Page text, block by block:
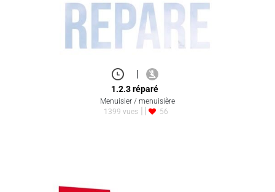
|
1.2.3 réparé
Menuisier / menuisière
1399 vues
56